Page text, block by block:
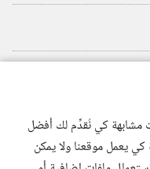
مشابهة كي نُقدِّم لك أفضل
يعمل موقعنا ولا يمكن